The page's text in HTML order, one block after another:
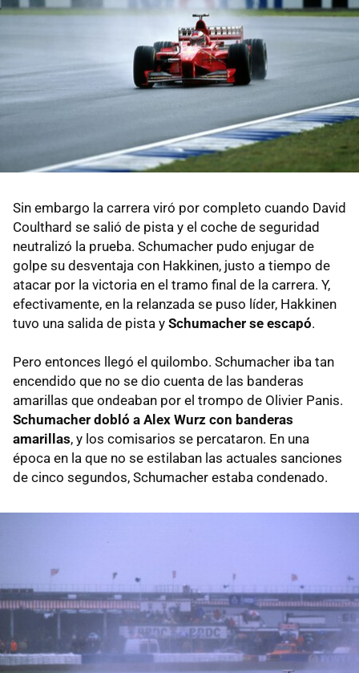
Sin embargo la carrera viró por completo cuando David
Coulthard se salió de pista y el coche de seguridad
neutralizó la prueba. Schumacher pudo enjugar de
golpe su desventaja con Hakkinen, justo a tiempo de
atacar por la victoria en el tramo final de la carrera. Y,
efectivamente, en la relanzada se puso líder, Hakkinen
tuvo una salida de pista y Schumacher se escapó.
Pero entonces llegó el quilombo. Schumacher iba tan
encendido que no se dio cuenta de las banderas
amarillas que ondeaban por el trompo de Olivier Panis.
Schumacher dobló a Alex Wurz con banderas
amarillas, y los comisarios se percataron. En una
época en la que no se estilaban las actuales sanciones
de cinco segundos, Schumacher estaba condenado.